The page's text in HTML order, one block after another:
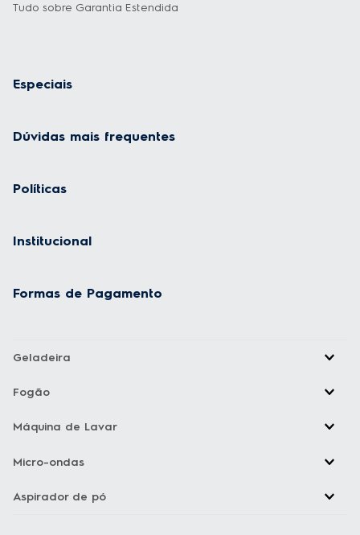
Tudo sobre Garantia Estendida
Especiais
Dúvidas mais frequentes
Políticas
Institucional
Formas de Pagamento
Geladeira
Fogão
Máquina de Lavar
Micro-ondas
Aspirador de pó